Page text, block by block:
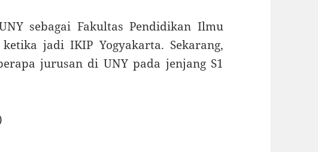
sebagai Fakultas Pendidikan Ilmu
ketika jadi IKIP Yogyakarta. Sekarang,
jurusan di UNY pada jenjang S1